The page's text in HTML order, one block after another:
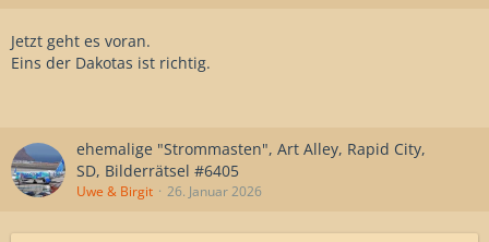
Jetzt geht es voran.
Eins der Dakotas ist richtig.
ehemalige "Strommasten", Art Alley, Rapid City,
SD, Bilderrätsel #6405
Uwe & Birgit 26. Januar 2026